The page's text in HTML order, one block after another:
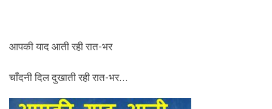
आपकी याद आती रही रात-भर
चाँदनी दिल दुखाती रही रात-भर…